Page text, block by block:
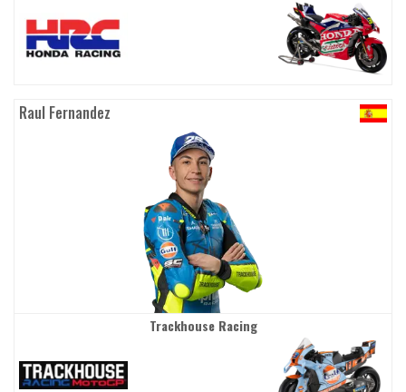
Raul Fernandez
Trackhouse Racing